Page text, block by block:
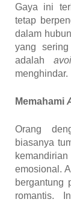
Gaya ini
tetap
dalam
yang
adalah
menghindar.
Memahami
Orang
biasanya
emosional.
bergantung
romantis.